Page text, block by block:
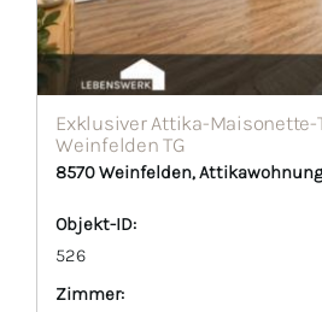
Exklusiver Attika-Maisonette-
Weinfelden TG
8570 Weinfelden, Attikawohnung
Objekt-ID:
526
Zimmer: